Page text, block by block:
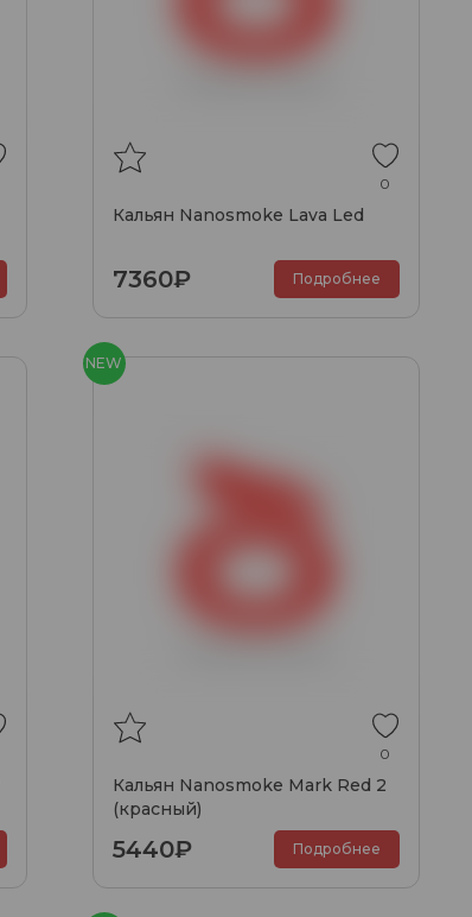
0
Кальян Nanosmoke Lava Led
7360₽ Подробнее
NEW
0
Кальян Nanosmoke Mark Red 2
(красный)
5440₽ Подробнее